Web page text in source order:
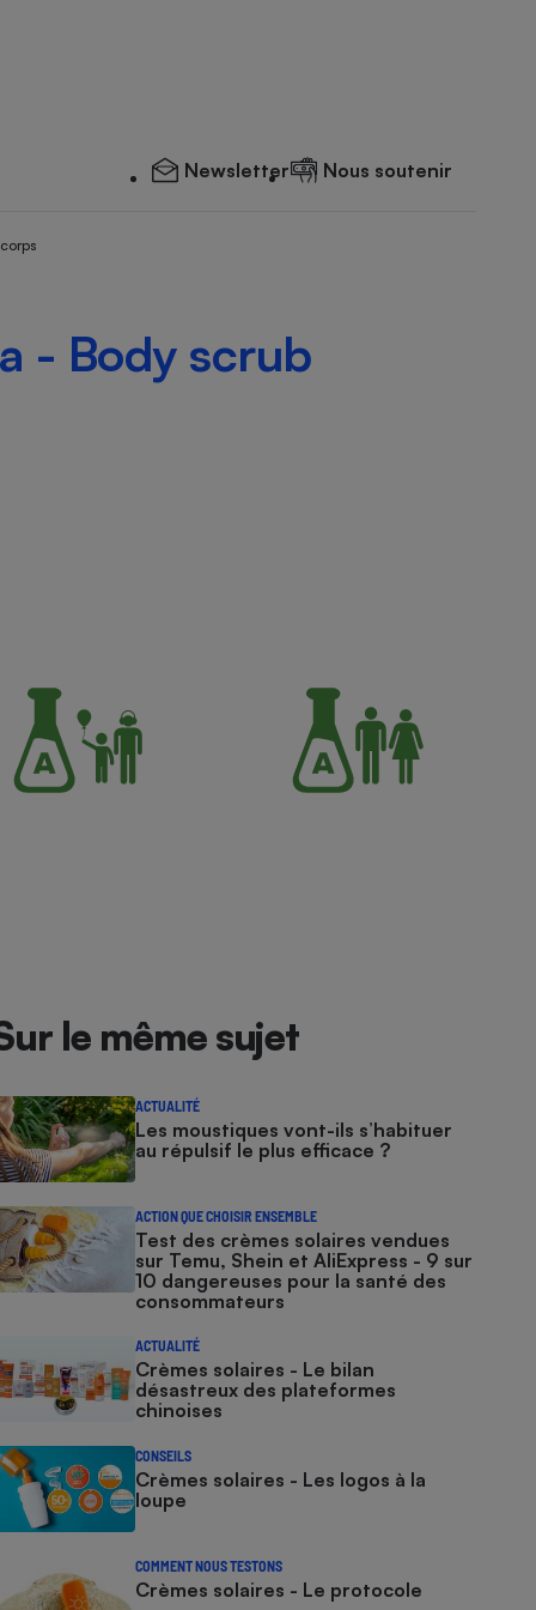
Newsletter Nous soutenir
- Body scrub
le même sujet
ACTUALITÉ
Les moustiques vont-ils s’habituer
au répulsif le plus efficace ?
ACTION QUE CHOISIR ENSEMBLE
Test des crèmes solaires vendues
sur Temu, Shein et AliExpress - 9 sur
10 dangereuses pour la santé des
consommateurs
ACTUALITÉ
Crèmes solaires - Le bilan
désastreux des plateformes
chinoises
CONSEILS
Crèmes solaires - Les logos à la
loupe
COMMENT NOUS TESTONS
Crèmes solaires - Le protocole